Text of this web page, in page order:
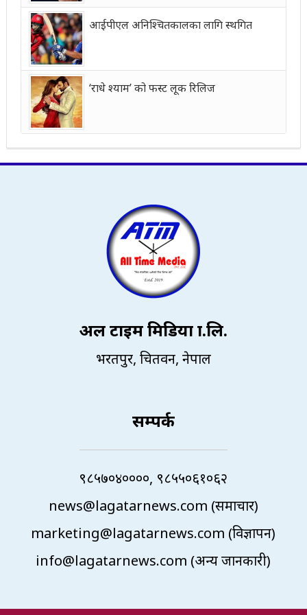
आईपीएल अनिश्चितकालका लागि स्थगित
‘राधे श्याम’ को फस्ट लूक रिलिज
अल टाइम मिडिया प्रा.लि.
भरतपुर, चितवन, नेपाल
सम्पर्क
९८५७०४००००, ९८५५०६१०६२
news@lagatarnews.com (समाचार)
marketing@lagatarnews.com (विज्ञापन)
info@lagatarnews.com (अन्य जानकारी)